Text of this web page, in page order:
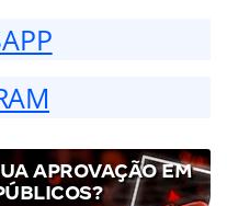
APROVAÇÃO EM